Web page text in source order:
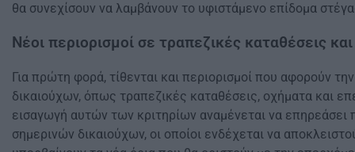
θα συνεχίσουν να λαμβάνουν το υφιστάμενο επίδομα
Νέοι περιορισμοί σε τραπεζικές καταθέσεις
Για πρώτη φορά, τίθενται και περιορισμοί που αφορούν
δικαιούχων, όπως τραπεζικές καταθέσεις, οχήματα και
εισαγωγή αυτών των κριτηρίων αναμένεται να επηρεάσει
σημερινών δικαιούχων, οι οποίοι ενδέχεται να